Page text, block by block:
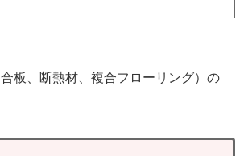
板、断熱材、複合フローリング）の